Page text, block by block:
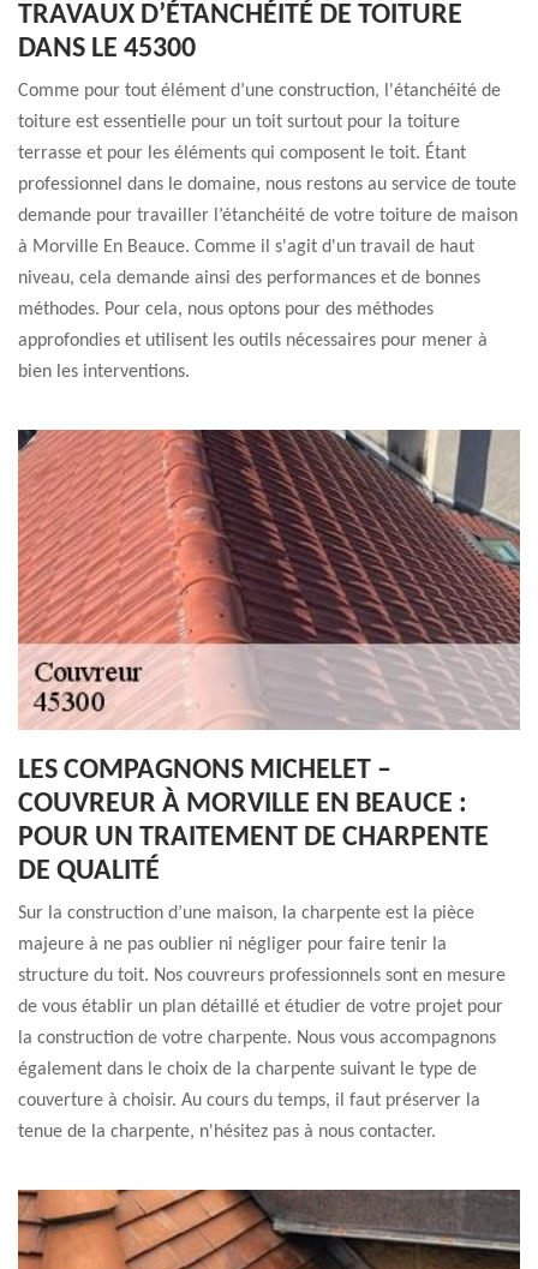
TRAVAUX D’ÉTANCHÉITÉ DE TOITURE
DANS LE 45300
Comme pour tout élément d’une construction, l'étanchéité de
toiture est essentielle pour un toit surtout pour la toiture
terrasse et pour les éléments qui composent le toit. Étant
professionnel dans le domaine, nous restons au service de toute
demande pour travailler l’étanchéité de votre toiture de maison
à Morville En Beauce. Comme il s'agit d'un travail de haut
niveau, cela demande ainsi des performances et de bonnes
méthodes. Pour cela, nous optons pour des méthodes
approfondies et utilisent les outils nécessaires pour mener à
bien les interventions.
LES COMPAGNONS MICHELET –
COUVREUR À MORVILLE EN BEAUCE :
POUR UN TRAITEMENT DE CHARPENTE
DE QUALITÉ
Sur la construction d’une maison, la charpente est la pièce
majeure à ne pas oublier ni négliger pour faire tenir la
structure du toit. Nos couvreurs professionnels sont en mesure
de vous établir un plan détaillé et étudier de votre projet pour
la construction de votre charpente. Nous vous accompagnons
également dans le choix de la charpente suivant le type de
couverture à choisir. Au cours du temps, il faut préserver la
tenue de la charpente, n'hésitez pas à nous contacter.